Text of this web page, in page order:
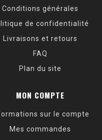
Conditions générales
de confidentialité
Livraisons et retours
FAQ
Plan du site
MON COMPTE
sur le compte
Mes commandes